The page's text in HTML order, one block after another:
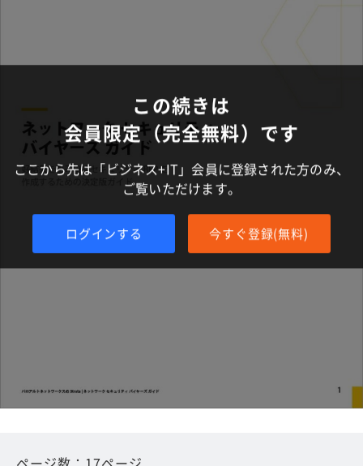
この続きは
会員限定（完全無料）です
ここから先は「ビジネス+IT」会員に登録された方のみ、
ご覧いただけます。
ログインする 今すぐ登録(無料)